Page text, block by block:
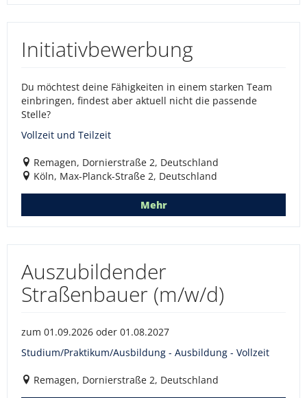
Initiativbewerbung
Du möchtest deine Fähigkeiten in einem starken Team
einbringen, findest aber aktuell nicht die passende
Stelle?
Vollzeit und Teilzeit
Remagen, Dornierstraße 2, Deutschland
Köln, Max-Planck-Straße 2, Deutschland
Mehr
Auszubildender
Straßenbauer (m/w/d)
zum 01.09.2026 oder 01.08.2027
Studium/Praktikum/Ausbildung - Ausbildung - Vollzeit
Remagen, Dornierstraße 2, Deutschland